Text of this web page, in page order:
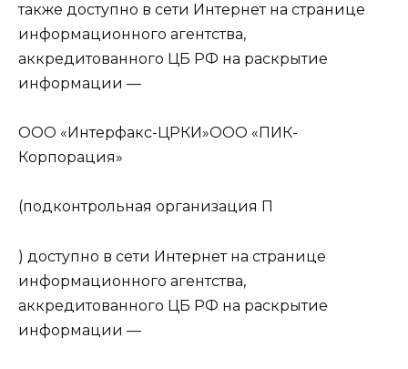
также доступно в сети Интернет на странице
информационного агентства,
аккредитованного ЦБ РФ на раскрытие
информации —
ООО «Интерфакс-ЦРКИ»ООО «ПИК-
Корпорация»
(подконтрольная организация П
) доступно в сети Интернет на странице
информационного агентства,
аккредитованного ЦБ РФ на раскрытие
информации —